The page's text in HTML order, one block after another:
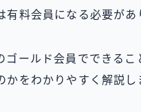
料会員になる必要があ
ゴールド会員でできる
をわかりやすく解説し